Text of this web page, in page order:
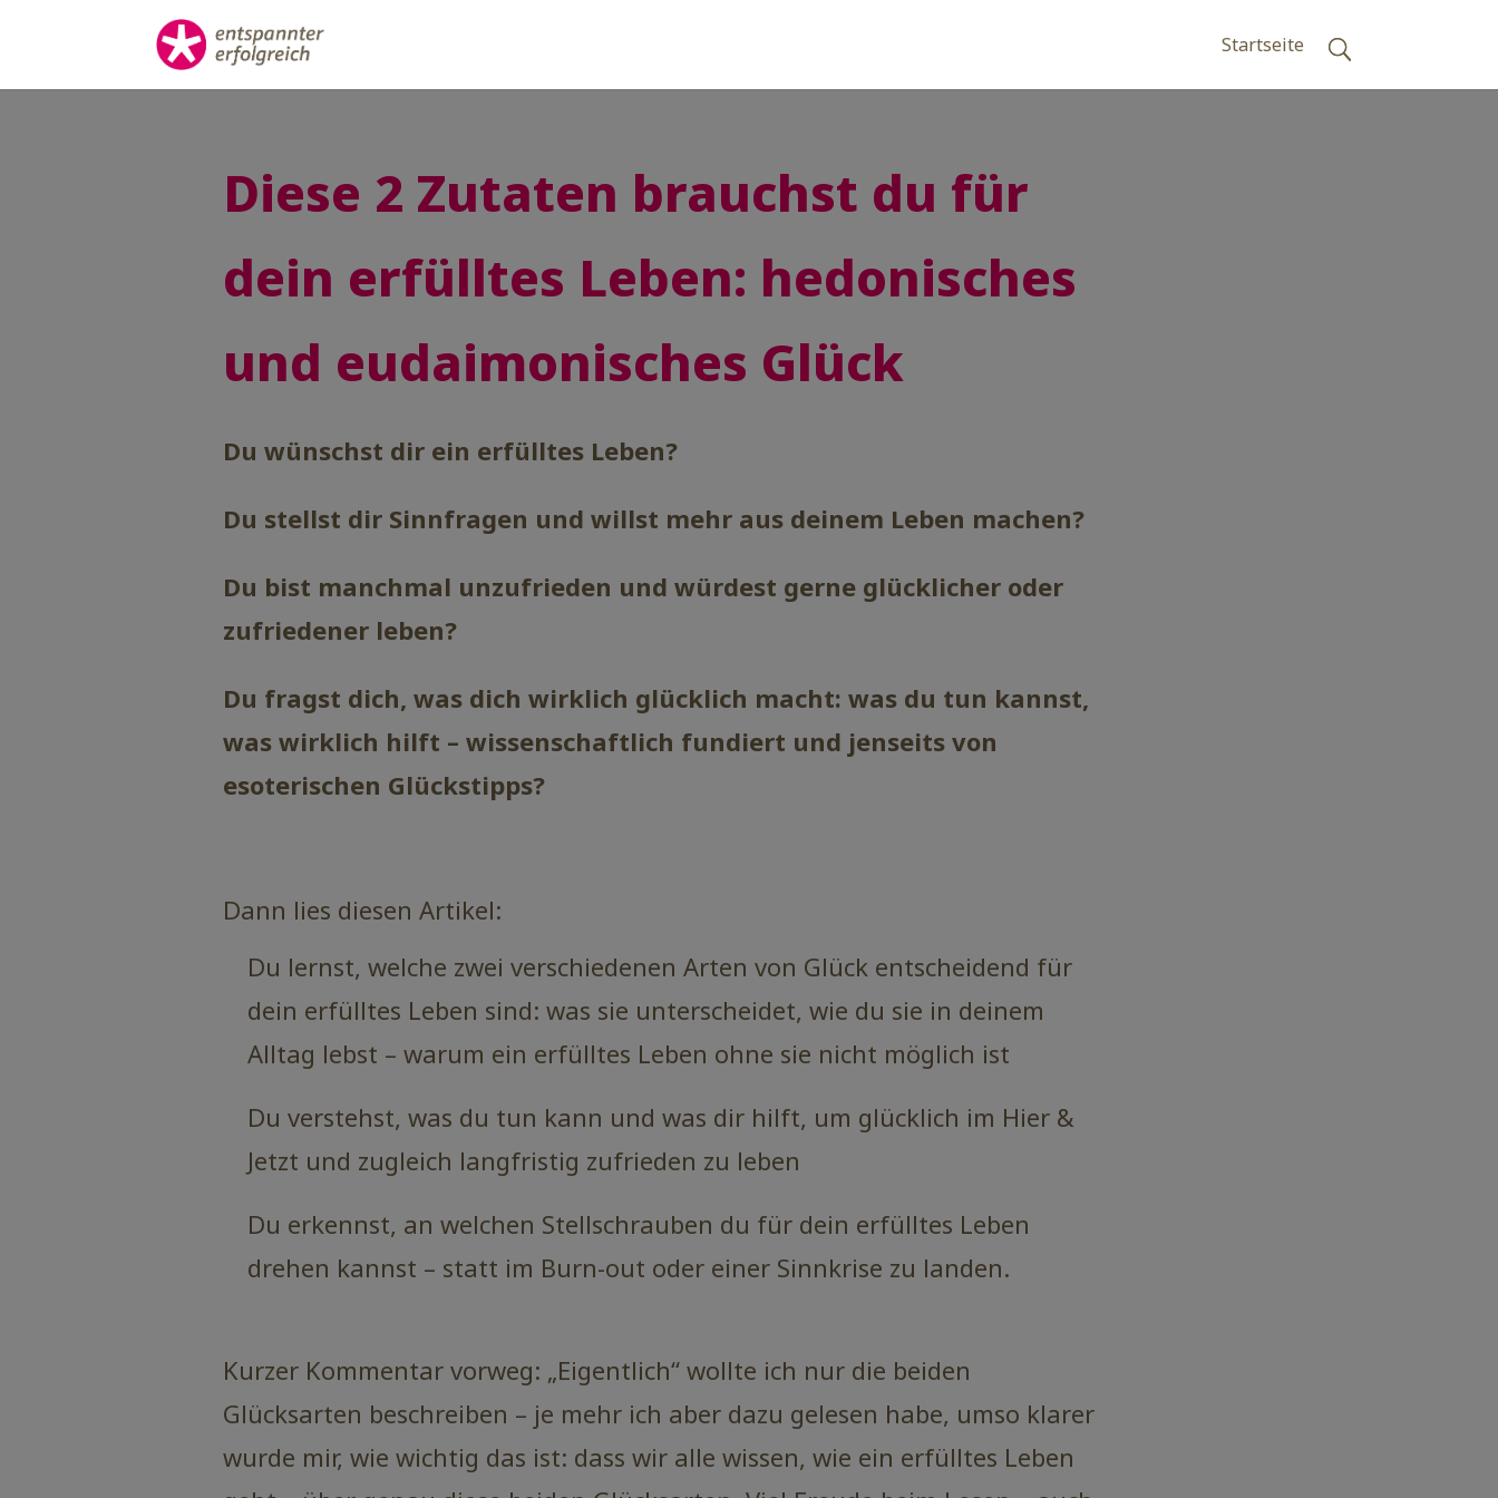
Startseite
Diese 2 Zutaten brauchst du für
dein erfülltes Leben: hedonisches
und eudaimonisches Glück
Du wünschst dir ein erfülltes Leben?
Du stellst dir Sinnfragen und willst mehr aus deinem Leben machen?
Du bist manchmal unzufrieden und würdest gerne glücklicher oder
zufriedener leben?
Du fragst dich, was dich wirklich glücklich macht: was du tun kannst,
was wirklich hilft – wissenschaftlich fundiert und jenseits von
esoterischen Glückstipps?
Dann lies diesen Artikel:
Du lernst, welche zwei verschiedenen Arten von Glück entscheidend für
dein erfülltes Leben sind: was sie unterscheidet, wie du sie in deinem
Alltag lebst – warum ein erfülltes Leben ohne sie nicht möglich ist
Du verstehst, was du tun kann und was dir hilft, um glücklich im Hier &
Jetzt und zugleich langfristig zufrieden zu leben
Du erkennst, an welchen Stellschrauben du für dein erfülltes Leben
drehen kannst – statt im Burn-out oder einer Sinnkrise zu landen.
Kurzer Kommentar vorweg: „Eigentlich“ wollte ich nur die beiden
Glücksarten beschreiben – je mehr ich aber dazu gelesen habe, umso klarer
wurde mir, wie wichtig das ist: dass wir alle wissen, wie ein erfülltes Leben